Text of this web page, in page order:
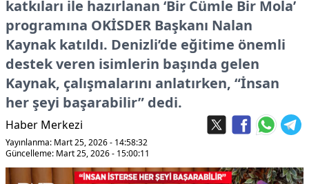
katkıları ile hazırlanan ‘Bir Cümle Bir Mola’
programına OKİSDER Başkanı Nalan
Kaynak katıldı. Denizli’de eğitime önemli
destek veren isimlerin başında gelen
Kaynak, çalışmalarını anlatırken, “İnsan
her şeyi başarabilir” dedi.
Haber Merkezi
Yayınlanma: Mart 25, 2026 - 14:58:32
Güncelleme: Mart 25, 2026 - 15:00:11